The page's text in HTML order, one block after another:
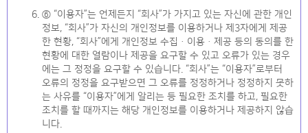
⑥ “이용자”는 언제든지 “회사”가 가지고 있는 자신에 관한 개인
정보, “회사”가 자신의 개인정보를 이용하거나 제3자에게 제공
한 현황, “회사”에게 개인정보 수집ㆍ이용ㆍ제공 등의 동의를 한
현황에 대한 열람이나 제공을 요구할 수 있고 오류가 있는 경우
에는 그 정정을 요구할 수 있습니다. “회사”는 “이용자”로부터
오류의 정정을 요구받으면 그 오류를 정정하거나 정정하지 못하
는 사유를 “이용자”에게 알리는 등 필요한 조치를 하고, 필요한
조치를 할 때까지는 해당 개인정보를 이용하거나 제공하지 않습
니다.